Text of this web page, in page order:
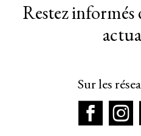
Restez informés
Sur les